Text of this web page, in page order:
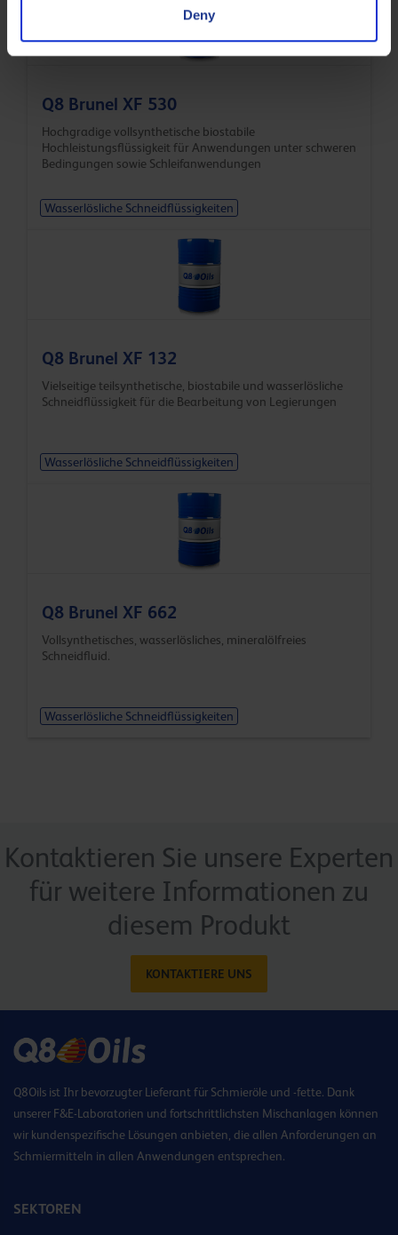
Deny
Q8 Brunel XF 530
Hochgradige vollsynthetische biostabile
Hochleistungsflüssigkeit für Anwendungen unter schweren
Bedingungen sowie Schleifanwendungen
Wasserlösliche Schneidflüssigkeiten
Q8 Brunel XF 132
Vielseitige teilsynthetische, biostabile und wasserlösliche
Schneidflüssigkeit für die Bearbeitung von Legierungen
Wasserlösliche Schneidflüssigkeiten
Q8 Brunel XF 662
Vollsynthetisches, wasserlösliches, mineralölfreies
Schneidfluid.
Wasserlösliche Schneidflüssigkeiten
Kontaktieren Sie unsere Experten
für weitere Informationen zu
diesem Produkt
KONTAKTIERE UNS
Q8Oils ist Ihr bevorzugter Lieferant für Schmieröle und -fette. Dank
unserer F&E-Laboratorien und fortschrittlichsten Mischanlagen können
wir kundenspezifische Lösungen anbieten, die allen Anforderungen an
Schmiermitteln in allen Anwendungen entsprechen.
SEKTOREN